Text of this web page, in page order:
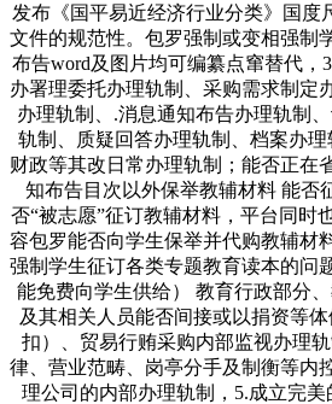
发布《国平易近经济行业分类》国度
文件的规范性。包罗强制或变相强制
布告word及图片均可编纂点窜替代，
办署理委托办理轨制、采购需求制定
办理轨制、.消息通知布告办理轨制
轨制、质疑回答办理轨制、档案办理
财政等其改日常办理轨制；能否正在
知布告目次以外保举教辅材料 能否
否“被志愿”征订教辅材料，平台同时
容包罗能否向学生保举并代购教辅材
强制学生征订各类专题教育读本的问
能免费向学生供给） 教育行政部分
及其相关人员能否间接或以捐资等
扣）、贸易行贿采购内部监视办理
律、营业范畴、岗亭分手及制衡等内
理公司的内部办理轨制，5.成立完